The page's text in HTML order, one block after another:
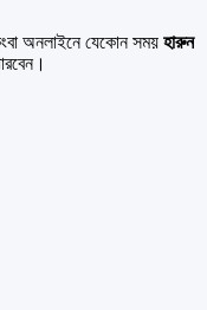
অনলাইনে যেকোন সময় হারুন